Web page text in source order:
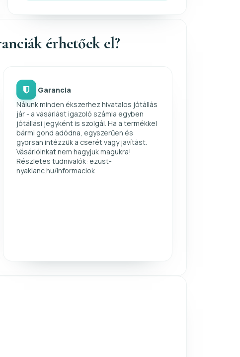
érhetőek el?
Garancia
Nálunk minden ékszerhez hivatalos jótállás
jár - a vásárlást igazoló számla egyben
jótállási jegyként is szolgál. Ha a termékkel
bármi gond adódna, egyszerűen és
gyorsan intézzük a cserét vagy javítást.
Vásárlóinkat nem hagyjuk magukra!
Részletes tudnivalók: ezust-
nyaklanc.hu/informaciok